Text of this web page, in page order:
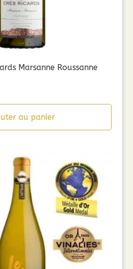
Marsanne Roussanne
au panier